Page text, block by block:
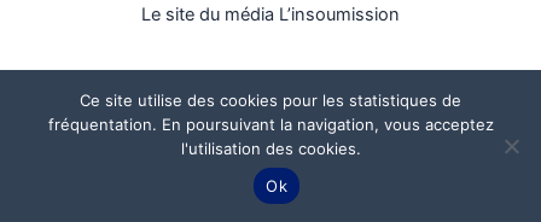
Le site du média L’insoumission
Mégaphone communication
Ce site utilise des cookies pour les statistiques de
fréquentation. En poursuivant la navigation, vous acceptez
l'utilisation des cookies.
Ok